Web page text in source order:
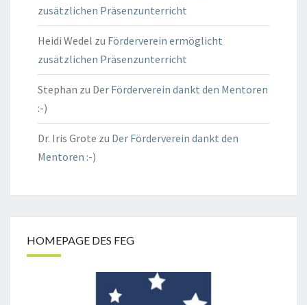
zusätzlichen Präsenzunterricht
Heidi Wedel zu Förderverein ermöglicht
zusätzlichen Präsenzunterricht
Stephan zu Der Förderverein dankt den Mentoren
:-)
Dr. Iris Grote zu Der Förderverein dankt den
Mentoren :-)
HOMEPAGE DES FEG